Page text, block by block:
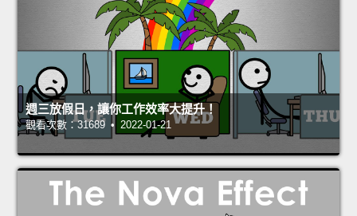
週三放假日，讓你工作效率大提升！
觀看次數：31689 • 2022-01-21